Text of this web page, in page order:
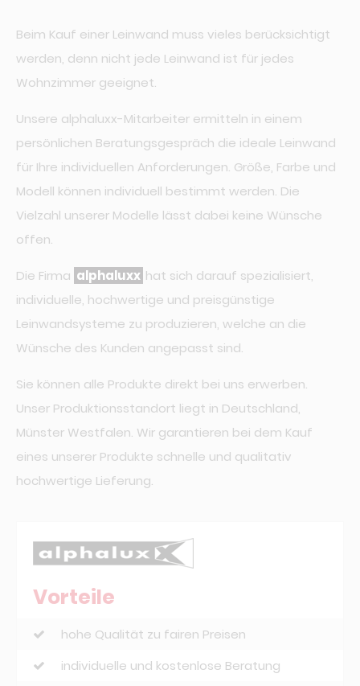
Beim Kauf einer Leinwand muss vieles berücksichtigt
werden, denn nicht jede Leinwand ist für jedes
Wohnzimmer geeignet.
Unsere alphaluxx-Mitarbeiter ermitteln in einem
persönlichen Beratungsgespräch die ideale Leinwand
für Ihre individuellen Anforderungen. Größe, Farbe und
Modell können individuell bestimmt werden. Die
Vielzahl unserer Modelle lässt dabei keine Wünsche
offen.
Die Firma alphaluxx hat sich darauf spezialisiert,
individuelle, hochwertige und preisgünstige
Leinwandsysteme zu produzieren, welche an die
Wünsche des Kunden angepasst sind.
Sie können alle Produkte direkt bei uns erwerben.
Unser Produktionsstandort liegt in Deutschland,
Münster Westfalen. Wir garantieren bei dem Kauf
eines unserer Produkte schnelle und qualitativ
hochwertige Lieferung.
Vorteile
hohe Qualität zu fairen Preisen
individuelle und kostenlose Beratung